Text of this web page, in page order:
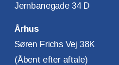
Jernbanegade 34 D
Århus
Søren Frichs Vej 38K
(Åbent efter aftale)